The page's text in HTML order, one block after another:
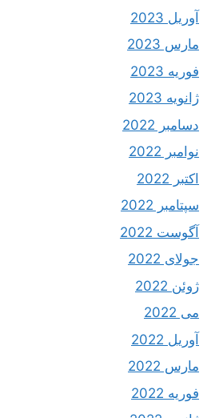
آوریل 2023
مارس 2023
فوریه 2023
ژانویه 2023
دسامبر 2022
نوامبر 2022
اکتبر 2022
سپتامبر 2022
آگوست 2022
جولای 2022
ژوئن 2022
می 2022
آوریل 2022
مارس 2022
فوریه 2022